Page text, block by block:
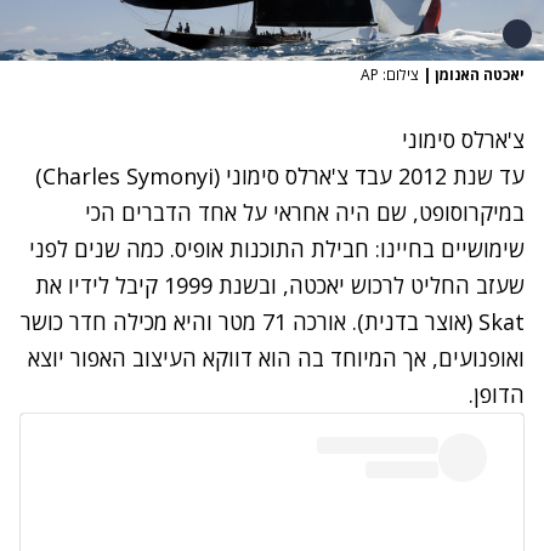
יאכטה האנומן | צילום: AP
צ'ארלס סימוני
עד שנת 2012 עבד צ'ארלס סימוני (
Charles Symonyi
)
במיקרוסופט, שם היה אחראי על אחד הדברים הכי
שימושיים בחיינו: חבילת התוכנות אופיס. כמה שנים לפני
שעזב החליט לרכוש יאכטה, ובשנת 1999 קיבל לידיו את
Skat
(אוצר בדנית). אורכה 71 מטר והיא מכילה חדר כושר
ואופנועים, אך המיוחד בה הוא דווקא העיצוב האפור יוצא
הדופן.